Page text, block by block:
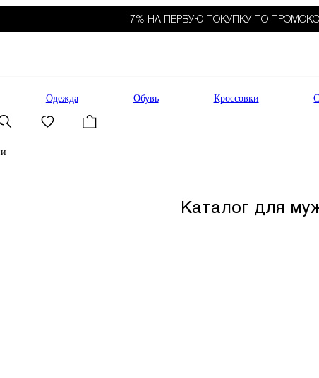
-7% НА ПЕРВУЮ ПОКУПКУ ПО
Одежда Обувь Кроссовки
Каталог для